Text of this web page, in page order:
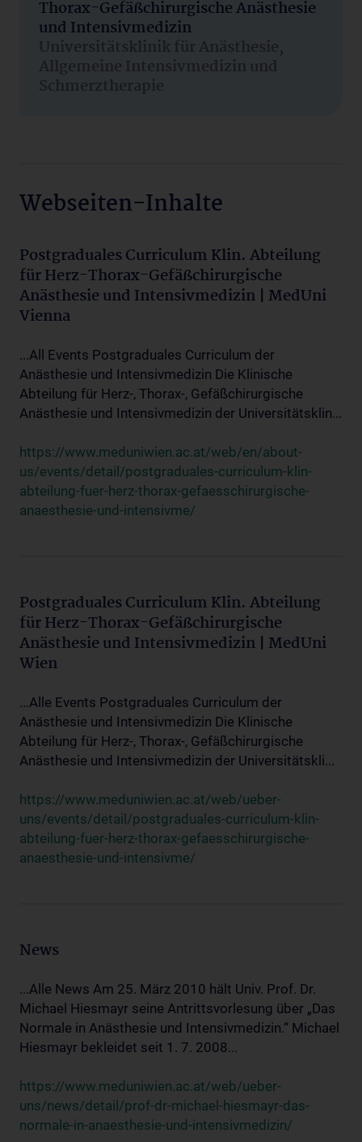
Thorax-Gefäßchirurgische Anästhesie
und Intensivmedizin
Universitätsklinik für Anästhesie,
Allgemeine Intensivmedizin und
Schmerztherapie
Webseiten-Inhalte
Postgraduales Curriculum Klin. Abteilung
für Herz-Thorax-Gefäßchirurgische
Anästhesie und Intensivmedizin | MedUni
Vienna
...All Events Postgraduales Curriculum der
Anästhesie und Intensivmedizin Die Klinische
Abteilung für Herz-, Thorax-, Gefäßchirurgische
Anästhesie und Intensivmedizin der Universitätsklin...
https://www.meduniwien.ac.at/web/en/about-
us/events/detail/postgraduales-curriculum-klin-
abteilung-fuer-herz-thorax-gefaesschirurgische-
anaesthesie-und-intensivme/
Postgraduales Curriculum Klin. Abteilung
für Herz-Thorax-Gefäßchirurgische
Anästhesie und Intensivmedizin | MedUni
Wien
...Alle Events Postgraduales Curriculum der
Anästhesie und Intensivmedizin Die Klinische
Abteilung für Herz-, Thorax-, Gefäßchirurgische
Anästhesie und Intensivmedizin der Universitätskli...
https://www.meduniwien.ac.at/web/ueber-
uns/events/detail/postgraduales-curriculum-klin-
abteilung-fuer-herz-thorax-gefaesschirurgische-
anaesthesie-und-intensivme/
News
...Alle News Am 25. März 2010 hält Univ. Prof. Dr.
Michael Hiesmayr seine Antrittsvorlesung über „Das
Normale in Anästhesie und Intensivmedizin.“ Michael
Hiesmayr bekleidet seit 1. 7. 2008...
https://www.meduniwien.ac.at/web/ueber-
uns/news/detail/prof-dr-michael-hiesmayr-das-
normale-in-anaesthesie-und-intensivmedizin/